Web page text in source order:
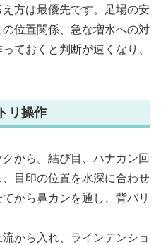
方は最優先です。足場の安
位置関係、急な増水への対
ておくと判断が速くなり、
リ操作
から。結び目、ハナカン回
目印の位置を水深に合わせ
から鼻カンを通し、背バリ
から入れ、ラインテンショ